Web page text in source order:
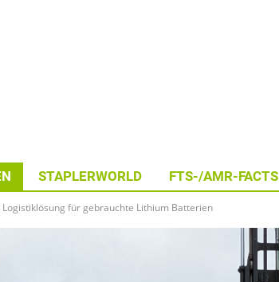
STAPLERWORLD FTS-/AMR-FACTS
Logistiklösung für gebrauchte Lithium Batterien